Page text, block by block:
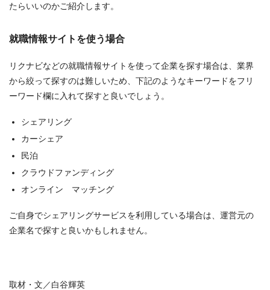
たらいいのかご紹介します。
就職情報サイトを使う場合
リクナビなどの就職情報サイトを使って企業を探す場合は、業界
から絞って探すのは難しいため、下記のようなキーワードをフリ
ーワード欄に入れて探すと良いでしょう。
シェアリング
カーシェア
民泊
クラウドファンディング
オンライン マッチング
ご自身でシェアリングサービスを利用している場合は、運営元の
企業名で探すと良いかもしれません。
取材・文／白谷輝英